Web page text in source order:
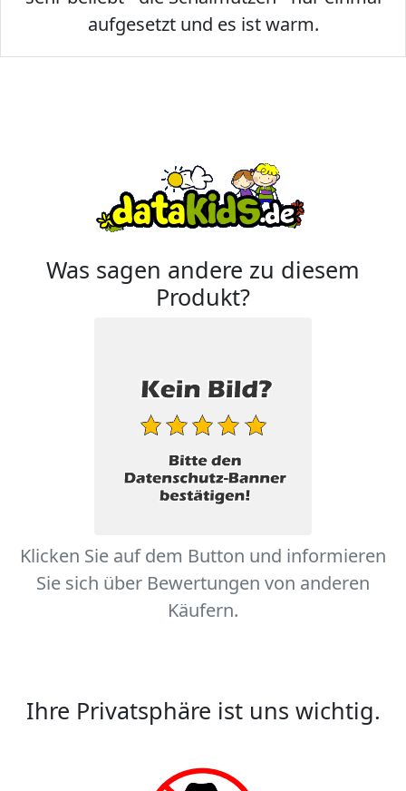
aufgesetzt und es ist warm.
Was sagen andere zu diesem
Produkt?
Klicken Sie auf dem Button und informieren
Sie sich über Bewertungen von anderen
Käufern.
Ihre Privatsphäre ist uns wichtig.